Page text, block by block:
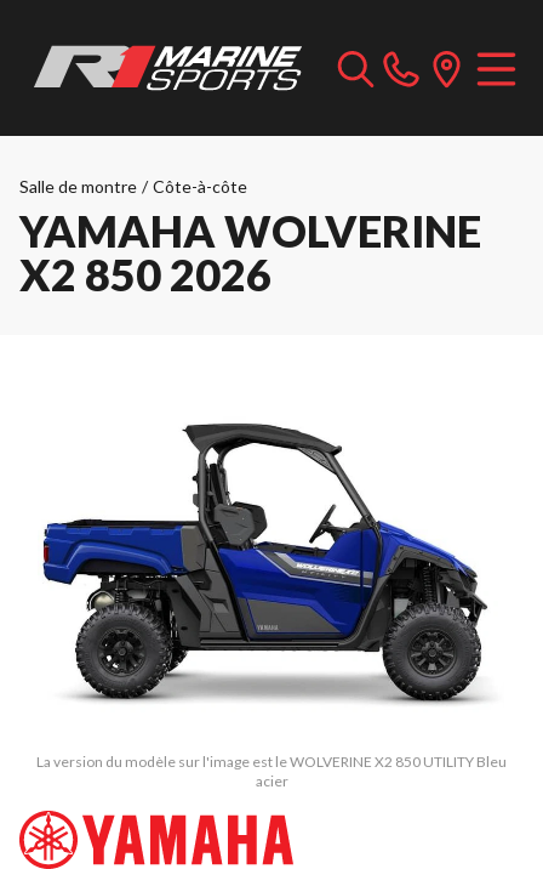
Salle de montre / Côte-à-côte
YAMAHA WOLVERINE
X2 850 2026
La version du modèle sur l'image est le WOLVERINE X2 850 UTILITY Bleu
acier